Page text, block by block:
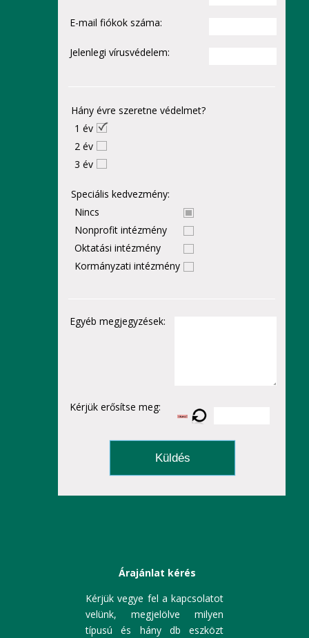
E-mail fiókok száma:
Jelenlegi vírusvédelem:
Hány évre szeretne védelmet?
1 év
2 év
3 év
Speciális kedvezmény:
Nincs
Nonprofit intézmény
Oktatási intézmény
Kormányzati intézmény
Egyéb megjegyzések:
Kérjük erősítse meg:
Küldés
Árajánlat kérés
Kérjük vegye fel a kapcsolatot
velünk, megjelölve milyen
típusú és hány db eszközt